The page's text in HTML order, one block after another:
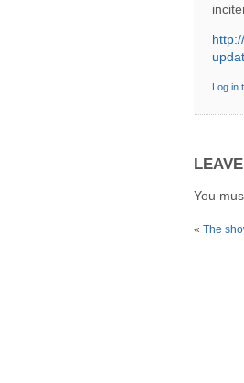
Log in
You
« The